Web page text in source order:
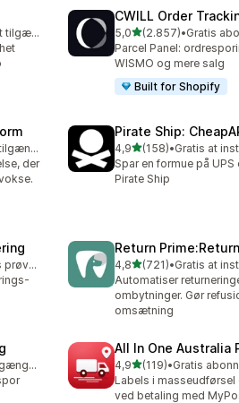
Gratis abonnement tilgængeligt
CWILL Order
5,0ud af 5 stjerner
(2.857)
2857 anmeldelser i alt
•
Parcel Panel:
WISMO og mere salg
Built for Shopify
Gratis abonnement tilgængeligt
der
Pirate Ship:
4,9ud af 5 stjerner
(158)
158 anmeldelser i alt
•Gratis at
Spar en formue på UPS
Pirate Ship
Mulighed for gratis prøveperiode
Return
4,8ud af 5 stjerner
(721)
721 anmeldelser i alt
•Gratis at
Automatiser
ombytninger. Gør
omsætning
Gratis abonnement tilgængeligt
All In One Australia
4,9ud af 5 stjerner
(119)
119 anmeldelser i alt
•
Labels i
ved betaling med